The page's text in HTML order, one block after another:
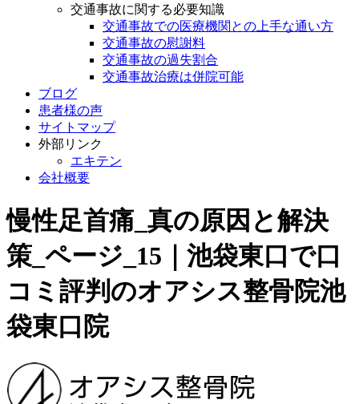
交通事故に関する必要知識
交通事故での医療機関との上手な通い方
交通事故の慰謝料
交通事故の過失割合
交通事故治療は併院可能
ブログ
患者様の声
サイトマップ
外部リンク
エキテン
会社概要
慢性足首痛_真の原因と解決
策_ページ_15｜池袋東口で口
コミ評判のオアシス整骨院池
袋東口院